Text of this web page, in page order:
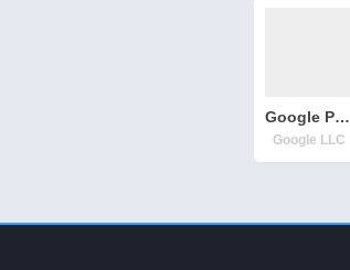
Google Play Store
Google LLC